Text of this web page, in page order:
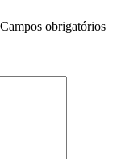
Campos obrigatórios